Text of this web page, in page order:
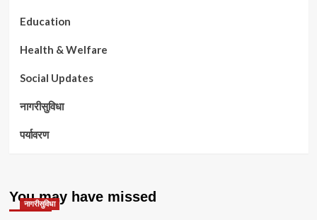
Education
Health & Welfare
Social Updates
नागरीसुविधा
पर्यावरण
You may have missed
नागरीसुविधा